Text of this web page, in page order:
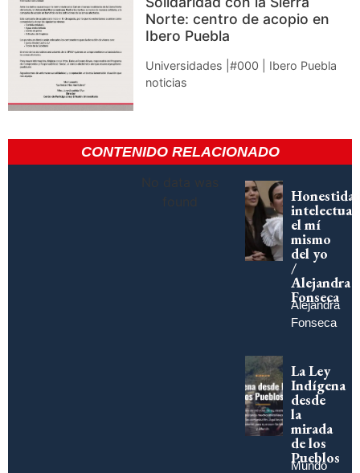
Norte: centro de acopio en
Ibero Puebla
Universidades |#000 | Ibero Puebla
noticias
CONTENIDO RELACIONADO
No data was
found
intelectual:
el mí
mismo
del yo
/
Alejandra
Fonseca
Alejandra
Fonseca
La Ley
Indígena
desde
la
mirada
de los
Pueblos
Mundo